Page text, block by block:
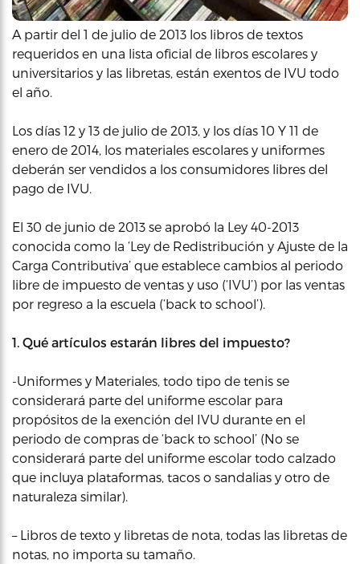
A partir del 1 de julio de 2013 los libros de textos
requeridos en una lista oficial de libros escolares y
universitarios y las libretas, están exentos de IVU todo
el año.
Los días 12 y 13 de julio de 2013, y los días 10 Y 11 de
enero de 2014, los materiales escolares y uniformes
deberán ser vendidos a los consumidores libres del
pago de IVU.
El 30 de junio de 2013 se aprobó la Ley 40-2013
conocida como la ‘Ley de Redistribución y Ajuste de la
Carga Contributiva’ que establece cambios al periodo
libre de impuesto de ventas y uso (‘IVU’) por las ventas
por regreso a la escuela (‘back to school’).
1. Qué artículos estarán libres del impuesto?
-Uniformes y Materiales, todo tipo de tenis se
considerará parte del uniforme escolar para
propósitos de la exención del IVU durante en el
periodo de compras de ‘back to school’ (No se
considerará parte del uniforme escolar todo calzado
que incluya plataformas, tacos o sandalias y otro de
naturaleza similar).
– Libros de texto y libretas de nota, todas las libretas de
notas, no importa su tamaño.